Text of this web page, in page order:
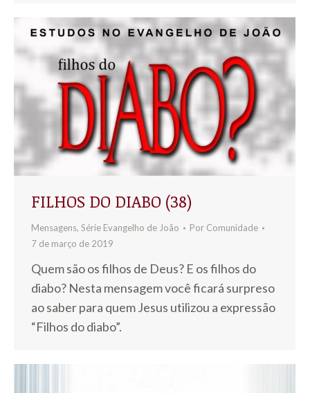
FILHOS DO DIABO (38)
Mensagens, Série Evangelho de João Por Comunidade
7 de março de 2019
Quem são os filhos de Deus? E os filhos do
diabo? Nesta mensagem você ficará surpreso
ao saber para quem Jesus utilizou a expressão
“Filhos do diabo”.